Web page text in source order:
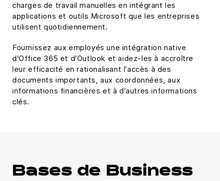
charges de travail manuelles en intégrant les
applications et outils Microsoft que les entreprises
utilisent quotidiennement.
Fournissez aux employés une intégration native
d'Office 365 et d'Outlook et aidez-les à accroître
leur efficacité en rationalisant l'accès à des
documents importants, aux coordonnées, aux
informations financières et à d'autres informations
clés.
Bases de Business